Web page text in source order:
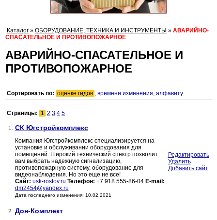
Каталог » ОБОРУДОВАНИЕ, ТЕХНИКА И ИНСТРУМЕНТЫ » АВАРИЙНО-
СПАСАТЕЛЬНОЕ И ПРОТИВОПОЖАРНОЕ
АВАРИЙНО-СПАСАТЕЛЬНОЕ И
ПРОТИВОПОЖАРНОЕ
Сортировать по: оценке гидов , времени изменения, алфавиту.
Страницы: 1 2 3 4 5
1. СК Югстройкомплекс
Компания Югстройкомплекс специализируется на
установке и обслуживании оборудования для
помещений. Широкий технический спектр позволит
вам выбрать надежную сигнализацию,
противопожарную систему, оборудование для
видеонаблюдения. Но это еще не все!
Сайт: usk-rostov.ru Телефон: +7 918 555-86-04 E-mail:
dm2454@yandex.ru
Дата последнего изменения: 10.02.2021
Редактировать
Удалить
Добавить сайт
2. Дон-Комплект